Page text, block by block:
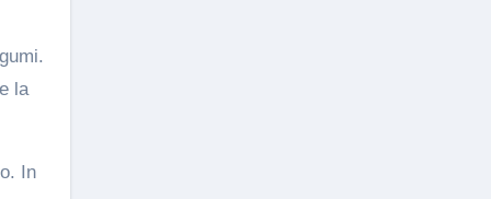
la
In